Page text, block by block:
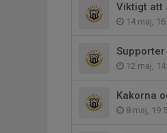
Viktigt att
14 maj,
12 maj,
Kakorna
8 maj,